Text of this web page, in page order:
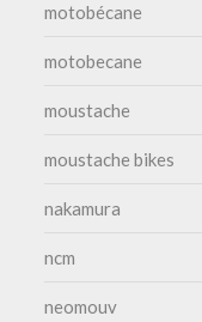
motobécane
motobecane
moustache
moustache bikes
nakamura
ncm
neomouv